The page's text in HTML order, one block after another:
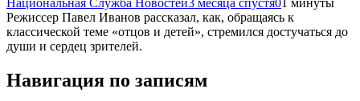
Режиссер Павел Иванов рассказал, как, обращаясь к
классической теме «отцов и детей», стремился достучаться до
души и сердец зрителей.
Навигация по записям